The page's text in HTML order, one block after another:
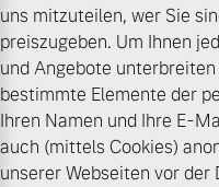
uns mitzuteilen, wer Sie
preiszugeben. Um Ihnen
und Angebote
bestimmte Elemente der
Ihren Namen und Ihre E-
auch (mittels Cookies)
unserer Webseiten vor